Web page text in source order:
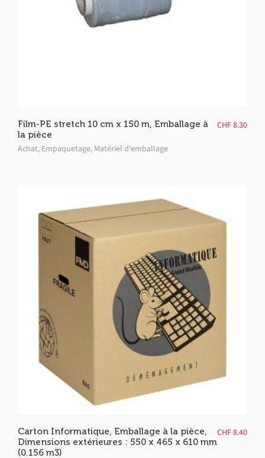
Film-PE stretch 10 cm x 150 m, Emballage à
la pièce
Achat, Empaquetage, Matériel d'emballage
CHF8.30
Carton Informatique, Emballage à la pièce,
Dimensions extérieures : 550 x 465 x 610 mm
(0.156 m3)
CHF8.40